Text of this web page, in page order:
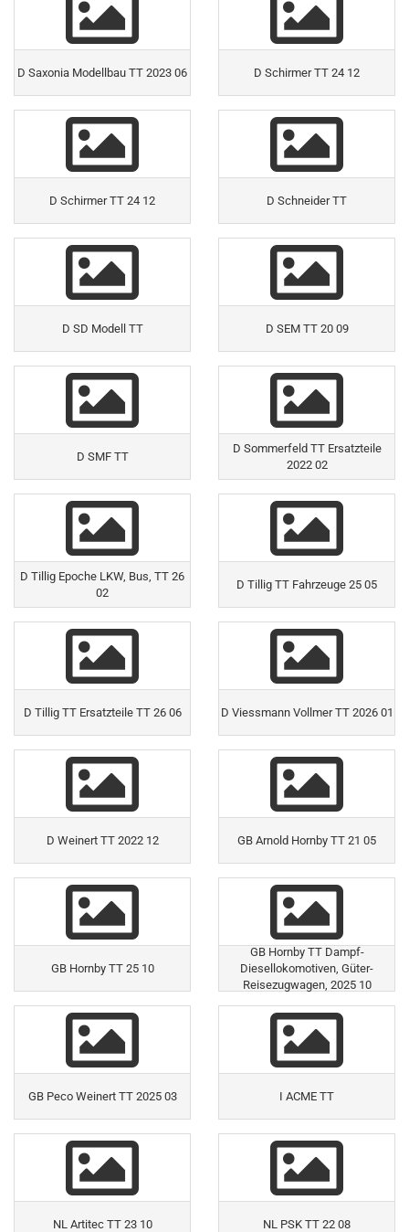
D Saxonia Modellbau TT 2023 06 D Schirmer TT 24 12
D Schirmer TT 24 12 D Schneider TT
D SD Modell TT D SEM TT 20 09
D SMF TT
D Sommerfeld TT Ersatzteile
2022 02
D Tillig Epoche LKW, Bus, TT 26
02
D Tillig TT Fahrzeuge 25 05
D Tillig TT Ersatzteile TT 26 06 D Viessmann Vollmer TT 2026 01
D Weinert TT 2022 12 GB Arnold Hornby TT 21 05
GB Hornby TT 25 10
GB Hornby TT Dampf-
Diesellokomotiven, Güter-
Reisezugwagen, 2025 10
GB Peco Weinert TT 2025 03 I ACME TT
NL Artitec TT 23 10 NL PSK TT 22 08